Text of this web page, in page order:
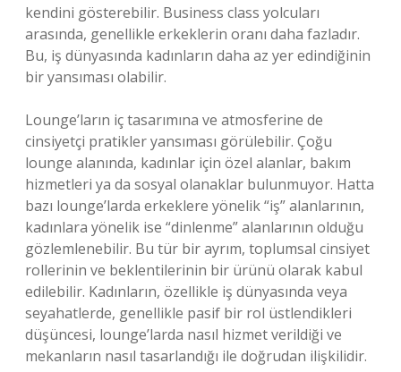
kendini gösterebilir. Business class yolcuları
arasında, genellikle erkeklerin oranı daha fazladır.
Bu, iş dünyasında kadınların daha az yer edindiğinin
bir yansıması olabilir.
Lounge’ların iç tasarımına ve atmosferine de
cinsiyetçi pratikler yansıması görülebilir. Çoğu
lounge alanında, kadınlar için özel alanlar, bakım
hizmetleri ya da sosyal olanaklar bulunmuyor. Hatta
bazı lounge’larda erkeklere yönelik “iş” alanlarının,
kadınlara yönelik ise “dinlenme” alanlarının olduğu
gözlemlenebilir. Bu tür bir ayrım, toplumsal cinsiyet
rollerinin ve beklentilerinin bir ürünü olarak kabul
edilebilir. Kadınların, özellikle iş dünyasında veya
seyahatlerde, genellikle pasif bir rol üstlendikleri
düşüncesi, lounge’larda nasıl hizmet verildiği ve
mekanların nasıl tasarlandığı ile doğrudan ilişkilidir.